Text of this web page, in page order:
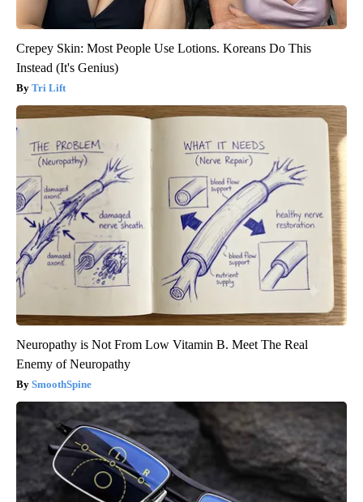
Crepey Skin: Most People Use Lotions. Koreans Do This
Instead (It's Genius)
Tri Lift
Neuropathy is Not From Low Vitamin B. Meet The Real
Enemy of Neuropathy
SmoothSpine